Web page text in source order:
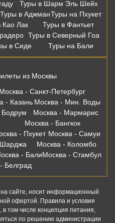
Туры в Шарм Эль Шейх
Туры в АджманТуры на Пхукет
Као Лак
Туры в Фантьет
Туры в Северный Гоа
в Сиде Туры на Бали
из Москвы
Москва - Санкт-Петербург
- Казань Москва - Мин. Воды
Бодрум
Москва - Мармарис
Москва - Бангкок
- Пхукет Москва - Самуи
Москва - Коломбо
- БалиМосква - Стамбул
Белград
сайте, носит информационный
офертой. Правила и условия
в том числе концепция питания,
по решению администрации